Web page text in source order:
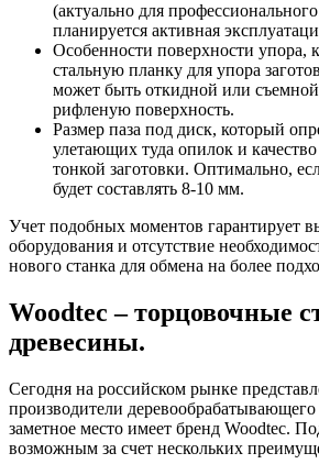
(актуально для
планируется активная
Особенности поверхности упора,
стальную планку для упора
может быть откидной или
рифленую поверхность.
Размер паза под диск, который
улетающих туда опилок и качество
тонкой заготовки. Оптимально,
будет составлять 8-10 мм.
Учет подобных моментов гарантирует
оборудования и отсутствие
нового станка для обмена на более
Woodtec – торцовочные
древесины.
Сегодня на российском рынке
производители деревообрабатывающего
заметное место имеет бренд Woodtec.
возможным за счет нескольких